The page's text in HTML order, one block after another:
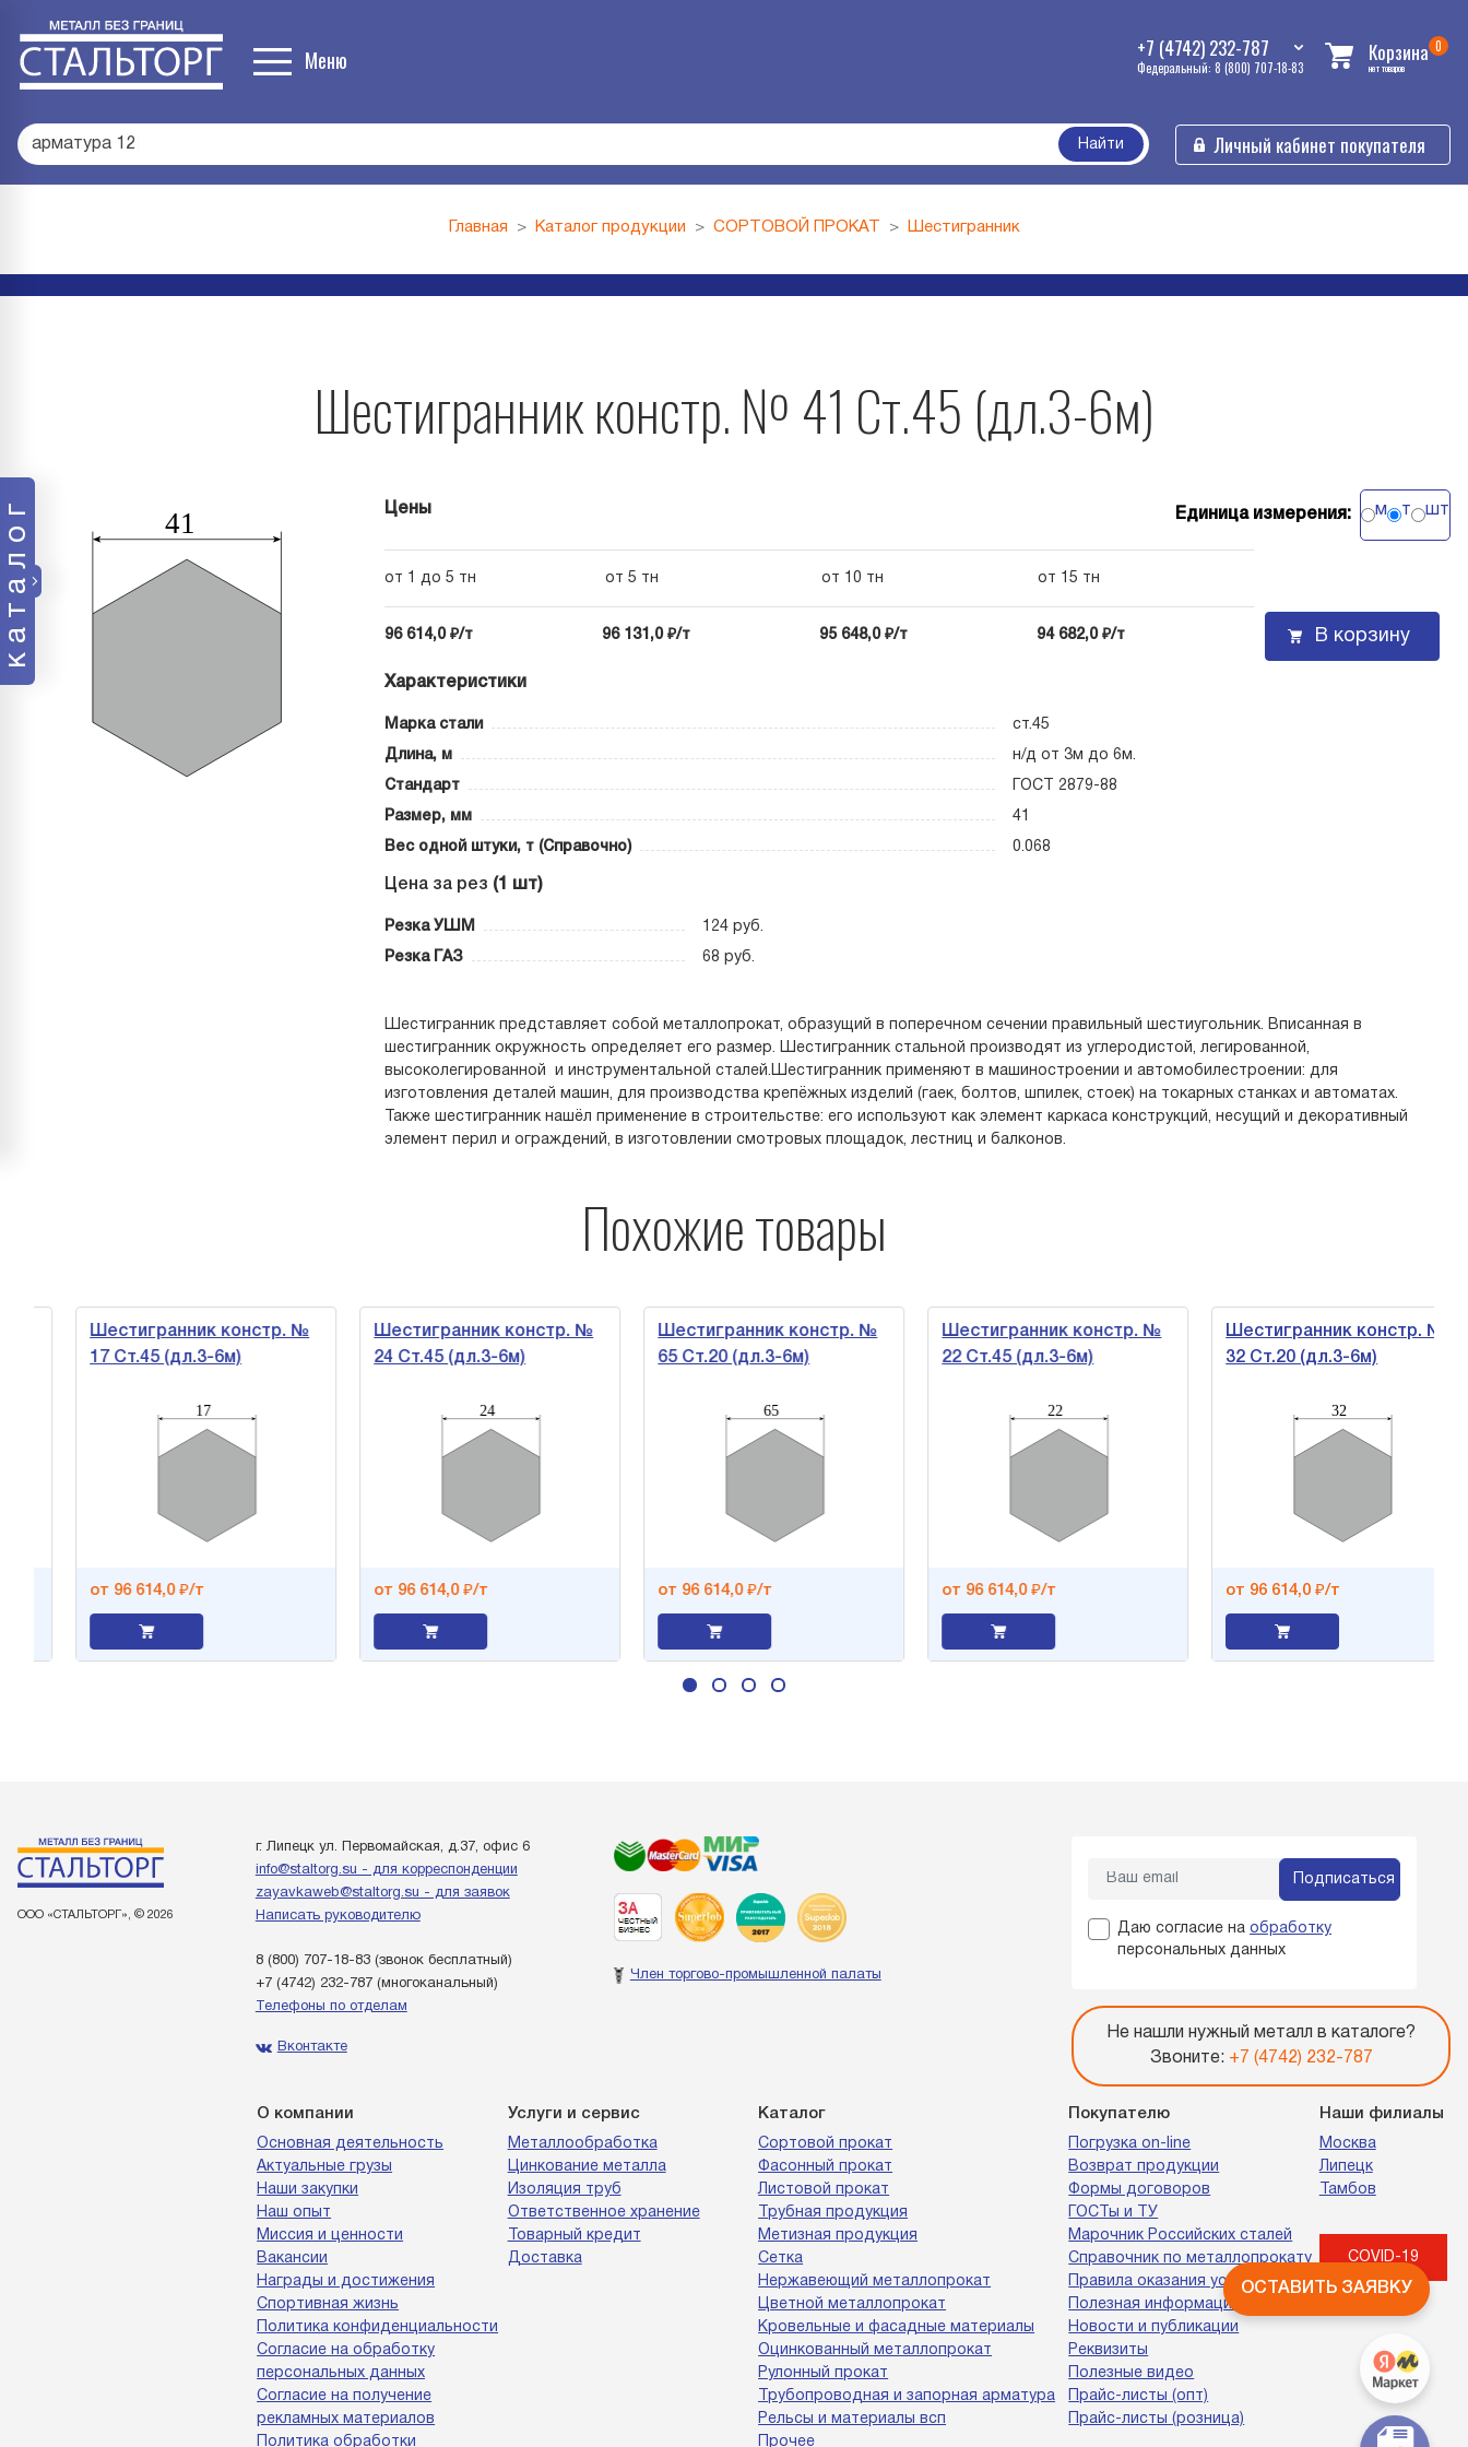
Меню +7 (4742) 232-787
Федеральный: 8 (800) 707-18-83
Корзина 0
нет товаров
арматура Найти Личный кабинет покупателя
каталог
Главная Каталог продукции СОРТОВОЙ ПРОКАТ Шестигранник
Шестигранник констр. № 41 Ст.45 (дл.3-6м)
Цены Единица измерения: м т шт
от 1 до 5 тн от 5 тн от 10 тн от 15 тн
96 614,0 ₽/т 96 131,0 ₽/т 95 648,0 ₽/т 94 682,0 ₽/т В корзину
Характеристики
Марка стали ст.45
Длина, м н/д от 3м до 6м.
Стандарт ГОСТ 2879-88
Размер, мм 41
Вес одной штуки, т (Справочно) 0.068
Цена за рез (1 шт)
Резка УШМ 124 руб.
Резка ГАЗ 68 руб.
Шестигранник представляет собой металлопрокат, образущий в поперечном сечении правильный шестиугольник. Вписанная в
шестигранник окружность определяет его размер. Шестигранник стальной производят из углеродистой, легированной,
высоколегированной и инструментальной сталей.Шестигранник применяют в машиностроении и автомобилестроении: для
изготовления деталей машин, для производства крепёжных изделий (гаек, болтов, шпилек, стоек) на токарных станках и автоматах.
Также шестигранник нашёл применение в строительстве: его используют как элемент каркаса конструкций, несущий и декоративный
элемент перил и ограждений, в изготовлении смотровых площадок, лестниц и балконов.
Похожие товары
Шестигранник констр. №
17 Ст.45 (дл.3-6м)
от 96 614,0 ₽/т
Шестигранник констр. №
24 Ст.45 (дл.3-6м)
от 96 614,0 ₽/т
Шестигранник констр. №
65 Ст.20 (дл.3-6м)
от 96 614,0 ₽/т
Шестигранник констр. №
22 Ст.45 (дл.3-6м)
от 96 614,0 ₽/т
Шестигранник констр. №
32 Ст.20 (дл.3-6м)
от 96 614,0 ₽/т
ООО «СТАЛЬТОРГ», © 2026
г. Липецк ул. Первомайская, д.37, офис 6
info@staltorg.su - для корреспонденции
zayavkaweb@staltorg.su - для заявок
Написать руководителю
8 (800) 707-18-83(звонок бесплатный)
+7 (4742) 232-787(многоканальный)
Телефоны по отделам
Вконтакте
О компании
Основная деятельность
Актуальные грузы
Наши закупки
Наш опыт
Миссия и ценности
Вакансии
Награды и достижения
Спортивная жизнь
Политика конфиденциальности
Согласие на обработку
персональных данных
Согласие на получение
рекламных материалов
Политика обработки
Услуги и сервис
Металлообработка
Цинкование металла
Изоляция труб
Ответственное хранение
Товарный кредит
Доставка
Каталог
Сортовой прокат
Фасонный прокат
Листовой прокат
Трубная продукция
Метизная продукция
Сетка
Нержавеющий металлопрокат
Цветной металлопрокат
Кровельные и фасадные материалы
Оцинкованный металлопрокат
Рулонный прокат
Трубопроводная и запорная арматура
Рельсы и материалы всп
Прочее
Покупателю
Погрузка on-line
Возврат продукции
Формы договоров
ГОСТы и ТУ
Марочник Российских сталей
Справочник по металлопрокату
Правила оказания услуг
Полезная информация
Новости и публикации
Реквизиты
Полезные видео
Прайс-листы (опт)
Прайс-листы (розница)
Наши филиалы
Москва
Липецк
Тамбов
COVID-19
Подписаться
Даю согласие на обработку
персональных данных
Не нашли нужный металл в каталоге?
Звоните: +7 (4742) 232-787
Член торгово-промышленной палаты
ОСТАВИТЬ ЗАЯВКУ